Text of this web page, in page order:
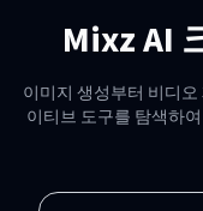
Mixz AI
이미지 생성부터 비디오
이티브 도구를 탐색하